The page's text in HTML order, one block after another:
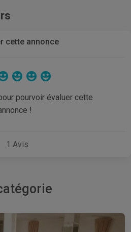
cette annonce
pourvoir évaluer cette
!
1 Avis